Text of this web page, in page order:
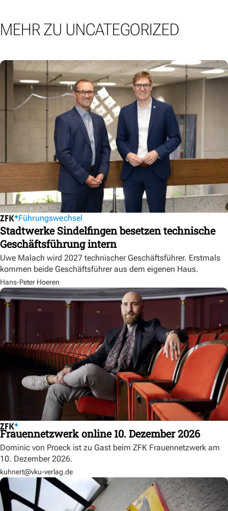
MEHR ZU UNCATEGORIZED
Führungswechsel
Stadtwerke Sindelfingen besetzen technische
Geschäftsführung intern
Uwe Malach wird 2027 technischer Geschäftsführer. Erstmals
kommen beide Geschäftsführer aus dem eigenen Haus.
Hans-Peter Hoeren
Frauennetzwerk online 10. Dezember 2026
Dominic von Proeck ist zu Gast beim ZFK Frauennetzwerk am
10. Dezember 2026.
kuhnert@vku-verlag.de